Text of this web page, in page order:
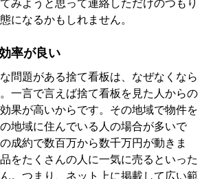
みようと思って連絡しただけのつもり
になるかもしれません。
率が良い
問題がある捨て看板は、なぜなくなら
一言で言えば捨て看板を見た人からの
果が高いからです。その地域で物件を
地域に住んでいる人の場合が多いで
成約で数百万から数千万円が動きま
をたくさんの人に一気に売るといった
。つまり、ネット上に掲載して広い範